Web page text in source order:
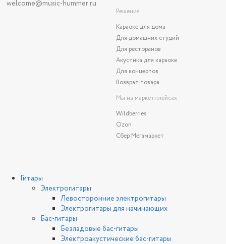
welcome@music-hummer.ru
Решения
Караоке для дома
Для домашних студий
Для ресторанов
Акустика для караоке
Для концертов
Возврат товара
Мы на маркетплейсах
Wildberries
Ozon
Сбер Мегамаркет
Гитары
Электрогитары
Левосторонние электрогитары
Электрогитары для начинающих
Бас-гитары
Безладовые бас-гитары
Электроакустические бас-гитары